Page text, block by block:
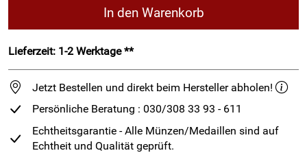
In den Warenkorb
Lieferzeit: 1-2 Werktage **
Jetzt Bestellen und direkt beim Hersteller abholen!
Persönliche Beratung : 030/308 33 93 - 611
Echtheitsgarantie - Alle Münzen/Medaillen sind auf
Echtheit und Qualität geprüft.